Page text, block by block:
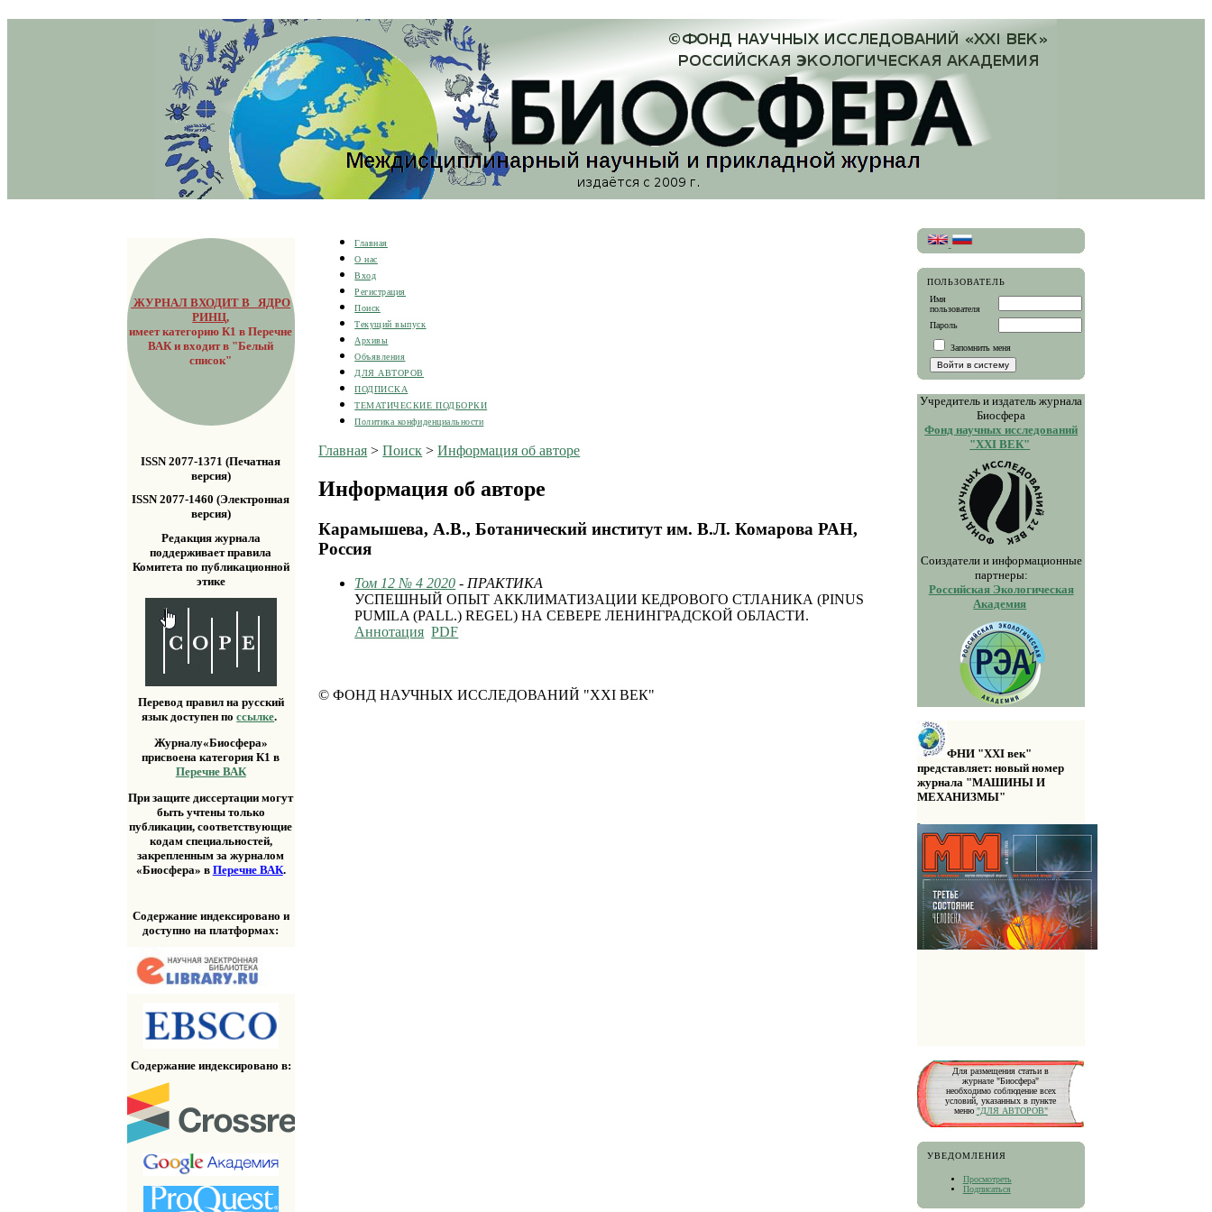
ЖУРНАЛ ВХОДИТ В ЯДРО
РИНЦ,
имеет категорию К1 в Перечне
ВАК и входит в "Белый
список"
ISSN 2077-1371 (Печатная
версия)
ISSN 2077-1460 (Электронная
версия)
Редакция журнала
поддерживает правила
Комитета по публикационной
этике
Перевод правил на русский
язык доступен поссылке.
Журналу«Биосфера»
присвоена категория К1 в
Перечне ВАК
При защите диссертации могут
быть учтены только
публикации, соответствующие
кодам специальностей,
закрепленным за журналом
«Биосфера» в Перечне ВАК.
Содержание индексировано и
доступно на платформах:
Содержание индексировано в:
ПОЛЬЗОВАТЕЛЬ
Имя
пользователя
Пароль
Запомнить меня
Учредитель и издатель журнала
Биосфера
Фонд научных исследований
"XXI ВЕК"
Соиздатели и информационные
партнеры:
Российская Экологическая
Академия
ФНИ "XXI век"
представляет: новый номер
журнала "МАШИНЫ И
МЕХАНИЗМЫ"
Для размещения статьи в
журнале "Биосфера"
необходимо соблюдение всех
условий, указанных в пункте
меню "ДЛЯ АВТОРОВ"
УВЕДОМЛЕНИЯ
Просмотреть
Подписаться
Главная
О нас
Вход
Регистрация
Поиск
Текущий выпуск
Архивы
Объявления
ДЛЯ АВТОРОВ
ПОДПИСКА
ТЕМАТИЧЕСКИЕ ПОДБОРКИ
Политика конфиденциальности
Главная >Поиск >Информация об авторе
Информация об авторе
Карамышева, А.В., Ботанический институт им. В.Л. Комарова РАН,
Россия
Том 12 № 4 2020 - ПРАКТИКА
УСПЕШНЫЙ ОПЫТ АККЛИМАТИЗАЦИИ КЕДРОВОГО СТЛАНИКА (PINUS
PUMILA (PALL.) REGEL) НА СЕВЕРЕ ЛЕНИНГРАДСКОЙ ОБЛАСТИ.
Аннотация PDF
© ФОНД НАУЧНЫХ ИССЛЕДОВАНИЙ "XXI ВЕК"